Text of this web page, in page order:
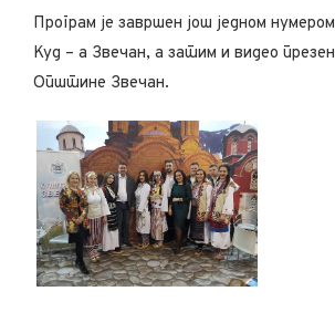
Програм је завршен још једном
Куд – а Звечан, а затим и видео
Општине Звечан.